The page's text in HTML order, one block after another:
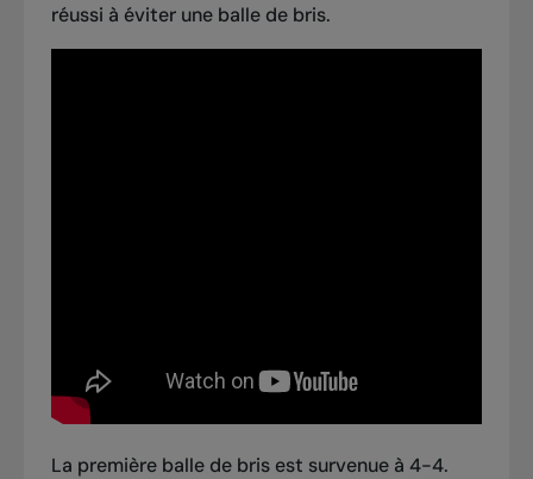
réussi à éviter une balle de bris.
La première balle de bris est survenue à 4-4.